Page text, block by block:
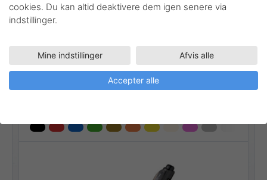
BK440 Kuglepenne
WOW! kuglepen 1 mm
cookies. Du kan altid deaktivere dem igen senere via
indstillinger.
Mine indstillinger Afvis alle
Accepter alle